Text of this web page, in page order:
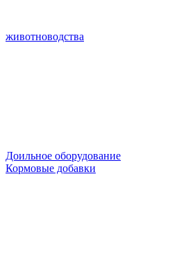
животноводства
Доильное оборудование
Кормовые добавки